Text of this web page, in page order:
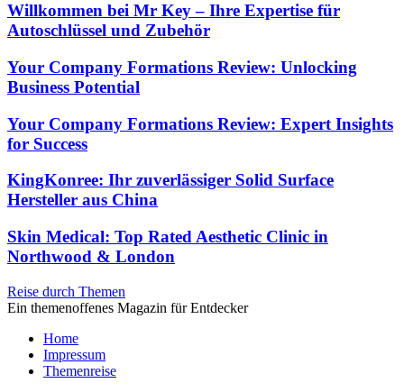
Willkommen bei Mr Key – Ihre Expertise für
Autoschlüssel und Zubehör
Your Company Formations Review: Unlocking
Business Potential
Your Company Formations Review: Expert Insights
for Success
KingKonree: Ihr zuverlässiger Solid Surface
Hersteller aus China
Skin Medical: Top Rated Aesthetic Clinic in
Northwood & London
Reise durch Themen
Ein themenoffenes Magazin für Entdecker
Home
Impressum
Themenreise